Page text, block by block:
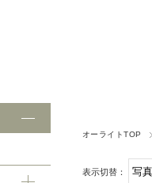
ボ
オーライトTOP
表示切替：